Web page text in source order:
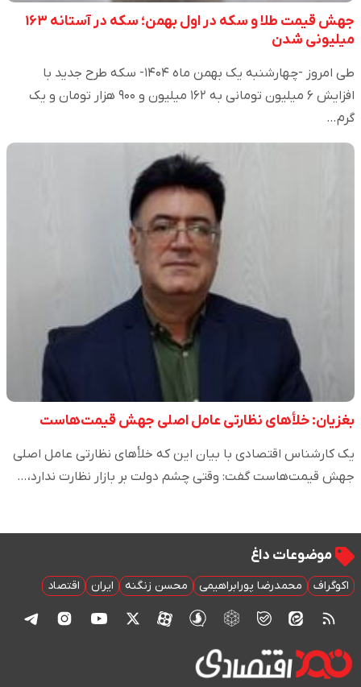
جهش قیمت طلا و سکه در اول بهمن؛ سکه در آستانه ۱۶۳
میلیونی شدن
طی امروز -چهارشنبه یک بهمن ماه ۱۴۰۴- سکه طرح جدید با
افزایش ۶ میلیون تومانی به ۱۶۲ میلیون و ۹۰۰ هزار تومان و یک
گرم…
بغزیان: خلأهای نظارتی عامل اصلی جهش قیمت‌هاست
یک کارشناس اقتصادی با بیان این که خلأهای نظارتی عامل اصلی
جهش قیمت‌هاست گفت: وقتی چشم دولت بر بازار نظارت ندارد،…
موضوعات داغ
اکوگراف محمدرضا پورابراهیمی محسن زنگنه ایران اقتصاد